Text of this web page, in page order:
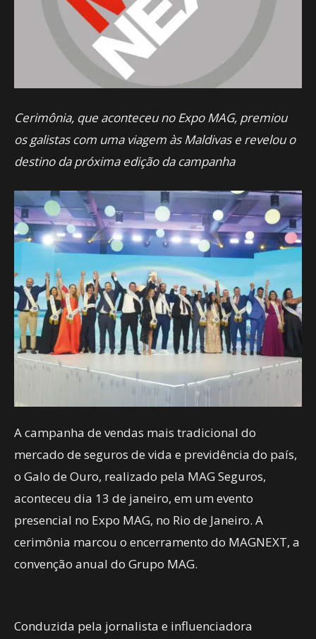
Cerimônia, que aconteceu no Expo MAG, premiou
os galistas com uma viagem às Maldivas e revelou o
destino da próxima edição da campanha
A campanha de vendas mais tradicional do
mercado de seguros de vida e previdência do país,
o Galo de Ouro, realizado pela MAG Seguros,
aconteceu dia 13 de janeiro, em um evento
presencial no Expo MAG, no Rio de Janeiro. A
cerimônia marcou o encerramento do MAGNEXT, a
convenção anual do Grupo MAG.
Conduzida pela jornalista e influenciadora